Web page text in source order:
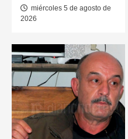
miércoles 5 de agosto de
2026